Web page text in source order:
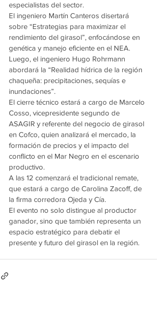
especialistas del sector.
El ingeniero Martín Canteros disertará
sobre “Estrategias para maximizar el
rendimiento del girasol”, enfocándose en
genética y manejo eficiente en el NEA.
Luego, el ingeniero Hugo Rohrmann
abordará la “Realidad hídrica de la región
chaqueña: precipitaciones, sequías e
inundaciones”.
El cierre técnico estará a cargo de Marcelo
Cosso, vicepresidente segundo de
ASAGIR y referente del negocio de girasol
en Cofco, quien analizará el mercado, la
formación de precios y el impacto del
conflicto en el Mar Negro en el escenario
productivo.
A las 12 comenzará el tradicional remate,
que estará a cargo de Carolina Zacoff, de
la firma corredora Ojeda y Cía.
El evento no solo distingue al productor
ganador, sino que también representa un
espacio estratégico para debatir el
presente y futuro del girasol en la región.